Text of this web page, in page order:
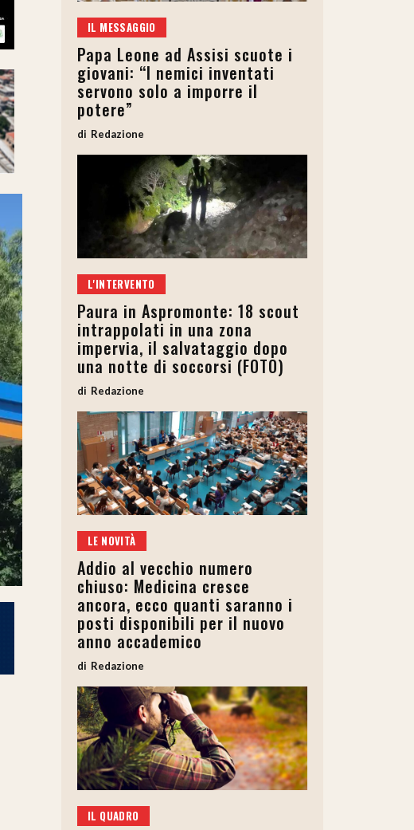
IL MESSAGGIO
Papa Leone ad Assisi scuote i
giovani: “I nemici inventati
servono solo a imporre il
potere”
Redazione
L'INTERVENTO
Paura in Aspromonte: 18 scout
intrappolati in una zona
impervia, il salvataggio dopo
una notte di soccorsi (FOTO)
Redazione
LE NOVITÀ
Addio al vecchio numero
chiuso: Medicina cresce
ancora, ecco quanti saranno i
posti disponibili per il nuovo
anno accademico
Redazione
IL QUADRO